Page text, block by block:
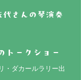
代さんの琴演奏
トークショー
・ダカールラリー出